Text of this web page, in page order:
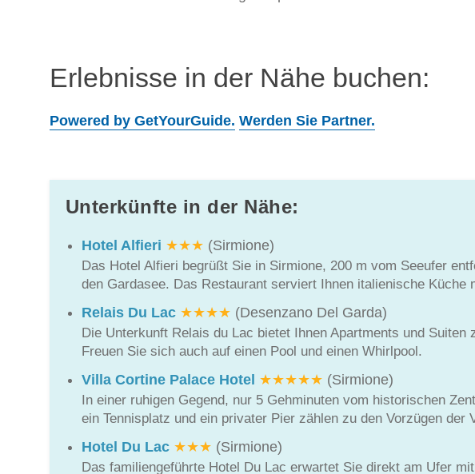
Erlebnisse in der Nähe buchen:
Powered by GetYourGuide. Werden Sie Partner.
Unterkünfte in der Nähe:
Hotel Alfieri ★★★ (Sirmione)
Das Hotel Alfieri begrüßt Sie in Sirmione, 200 m vom Seeufer
den Gardasee. Das Restaurant serviert Ihnen italienische Küche
Relais Du Lac ★★★★ (Desenzano Del Garda)
Die Unterkunft Relais du Lac bietet Ihnen Apartments und
Freuen Sie sich auch auf einen Pool und einen Whirlpool.
Villa Cortine Palace Hotel ★★★★★ (Sirmione)
In einer ruhigen Gegend, nur 5 Gehminuten vom historischen
ein Tennisplatz und ein privater Pier zählen zu den Vorzügen der
Hotel Du Lac ★★★ (Sirmione)
Das familiengeführte Hotel Du Lac erwartet Sie direkt am Ufer